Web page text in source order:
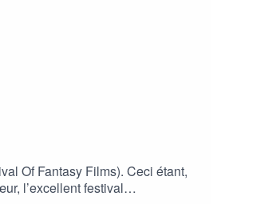
Of Fantasy Films). Ceci étant,
l’excellent festival